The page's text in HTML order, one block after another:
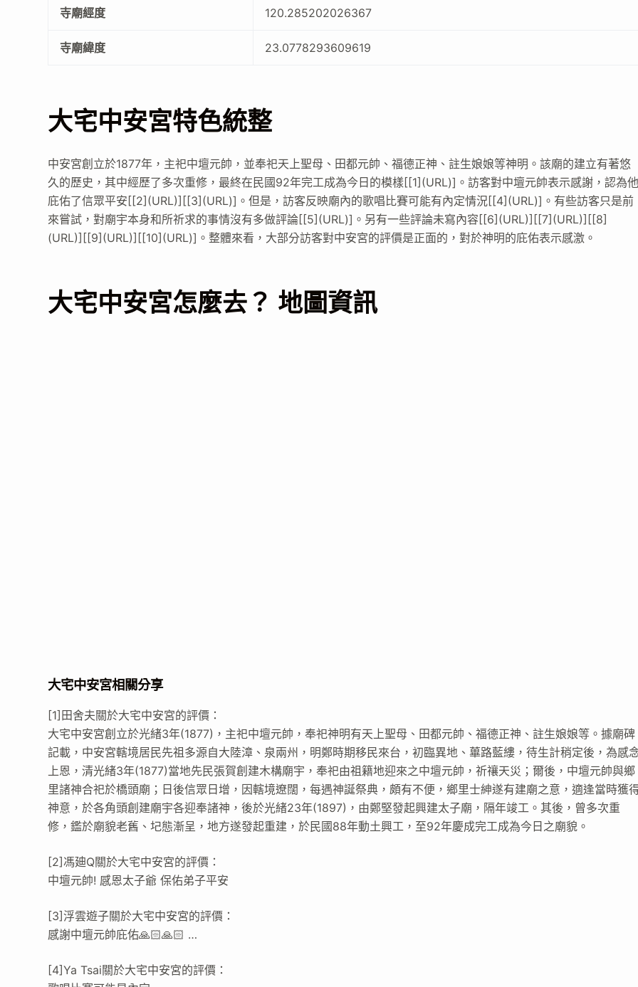
寺廟經度 120.285202026367
寺廟緯度 23.0778293609619
大宅中安宮特色統整
中安宮創立於1877年，主祀中壇元帥，並奉祀天上聖母、田都元帥、福德正神、註生娘娘等神明。該廟的建立有著悠
久的歷史，其中經歷了多次重修，最終在民國92年完工成為今日的模樣[[1](URL)]。訪客對中壇元帥表示感謝，認為
庇佑了信眾平安[[2](URL)][[3](URL)]。但是，訪客反映廟內的歌唱比賽可能有內定情況[[4](URL)]。有些訪客只是前
來嘗試，對廟宇本身和所祈求的事情沒有多做評論[[5](URL)]。另有一些評論未寫內容[[6](URL)][[7](URL)][[8]
(URL)][[9](URL)][[10](URL)]。整體來看，大部分訪客對中安宮的評價是正面的，對於神明的庇佑表示感激。
大宅中安宮怎麼去？ 地圖資訊
大宅中安宮相關分享
[1]田舍夫關於大宅中安宮的評價：
大宅中安宮創立於光緒3年(1877)，主祀中壇元帥，奉祀神明有天上聖母、田都元帥、福德正神、註生娘娘等。據廟碑
記載，中安宮轄境居民先祖多源自大陸漳、泉兩州，明鄭時期移民來台，初臨異地、蓽路藍縷，待生計稍定後，為感
上恩，清光緒3年(1877)當地先民張賀創建木構廟宇，奉祀由祖籍地迎來之中壇元帥，祈禳天災；爾後，中壇元帥與鄉
里諸神合祀於橋頭廟；日後信眾日增，因轄境遼闊，每遇神誕祭典，頗有不便，鄉里士紳遂有建廟之意，適逢當時獲
神意，於各角頭創建廟宇各迎奉諸神，後於光緒23年(1897)，由鄭堅發起興建太子廟，隔年竣工。其後，曾多次重
修，鑑於廟貌老舊、圮態漸呈，地方遂發起重建，於民國88年動土興工，至92年慶成完工成為今日之廟貌。
[2]馮廸Q關於大宅中安宮的評價：
中壇元帥! 感恩太子爺 保佑弟子平安
[3]浮雲遊子關於大宅中安宮的評價：
感謝中壇元帥庇佑🙏🏻🙏🏻 …
[4]Ya Tsai關於大宅中安宮的評價：